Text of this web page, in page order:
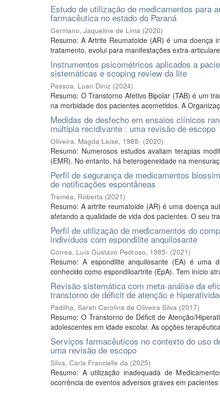
Estudo de utilização de medicamentos para
farmacêutica no estado do Paraná
Germano, Jaqueline de Lima (2020)
Resumo: A Artrite Reumatoide (AR) é uma doença
tratamento, evolui para manifestações extra-
Instrumentos psicométricos aplicados a
sistemáticas e scoping review da lite
Pessoa, Luan Diniz (2024)
Resumo: O Transtorno Afetivo Bipolar (TAB) é um
na morbidade dos pacientes acometidos. A
Medidas de desfecho em ensaios clínicos
múltipla recidivante : uma revisão de escopo
Oliveira, Magda Laíse, 1988- (2020)
Resumo: Numerosos estudos avaliam terapias
(EMR). No entanto, há heterogeneidade na
Perfil de segurança de medicamentos
de notificações espontâneas
Treméa, Roberta (2021)
Resumo: A artrite reumatoide (AR) é uma doença
afetando a qualidade de vida dos pacientes. O seu
Perfil de utilização de medicamentos do
indivíduos com espondilite anquilosante
Correa, Luís Gustavo Pedroso, 1985- (2021)
Resumo: A espondilite anquilosante (EA) é uma
conhecido como espondiloartrite (EpA). Tem início
Revisão sistemática com meta-análise da
transtorno de déficit de atenção e
Padilha, Sarah Carolina de Oliveira Silva (2017)
Resumo: O Transtorno de Déficit de Atenção/
adolescentes em idade escolar. As opções
Serviços farmacêuticos no contexto do uso
uma revisão de escopo
Silva, Carla Francielle da (2025)
Resumo: A utilização inadequada de
ocorrência de eventos adversos graves em